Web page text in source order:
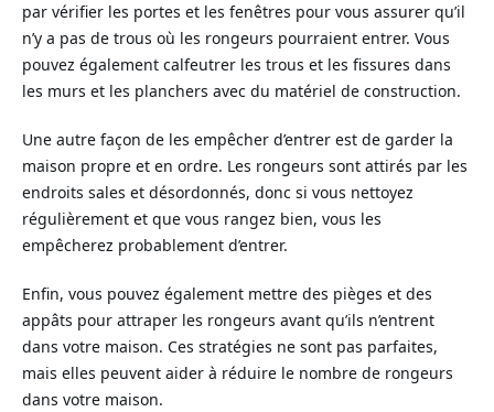
par vérifier les portes et les fenêtres pour vous assurer qu’il
n’y a pas de trous où les rongeurs pourraient entrer. Vous
pouvez également calfeutrer les trous et les fissures dans
les murs et les planchers avec du matériel de construction.
Une autre façon de les empêcher d’entrer est de garder la
maison propre et en ordre. Les rongeurs sont attirés par les
endroits sales et désordonnés, donc si vous nettoyez
régulièrement et que vous rangez bien, vous les
empêcherez probablement d’entrer.
Enfin, vous pouvez également mettre des pièges et des
appâts pour attraper les rongeurs avant qu’ils n’entrent
dans votre maison. Ces stratégies ne sont pas parfaites,
mais elles peuvent aider à réduire le nombre de rongeurs
dans votre maison.